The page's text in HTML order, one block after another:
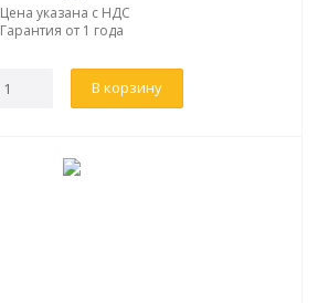
Цена указана с НДС
Гарантия от 1 года
В корзину